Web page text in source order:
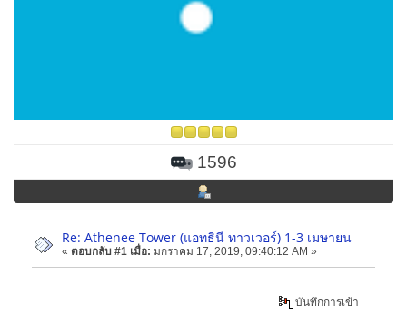
1596
Re: Athenee Tower (แอทธินี ทาวเวอร์) 1-3 เมษายน
« ตอบกลับ #1 เมื่อ: มกราคม 17, 2019, 09:40:12 AM »
บันทึกการเข้า